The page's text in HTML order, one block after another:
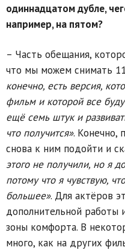
одиннадцатом дубле,
например, на пятом?
– Часть обещания,
что мы можем снимать
конечно, есть версия,
фильм и которой все
ещё семь штук и
что получится». Конечно,
снова к ним подойти и
этого не получили, но я
потому что я чувствую,
большее». Для актёров
дополнительной работы
зоны комфорта. В
много, как на других